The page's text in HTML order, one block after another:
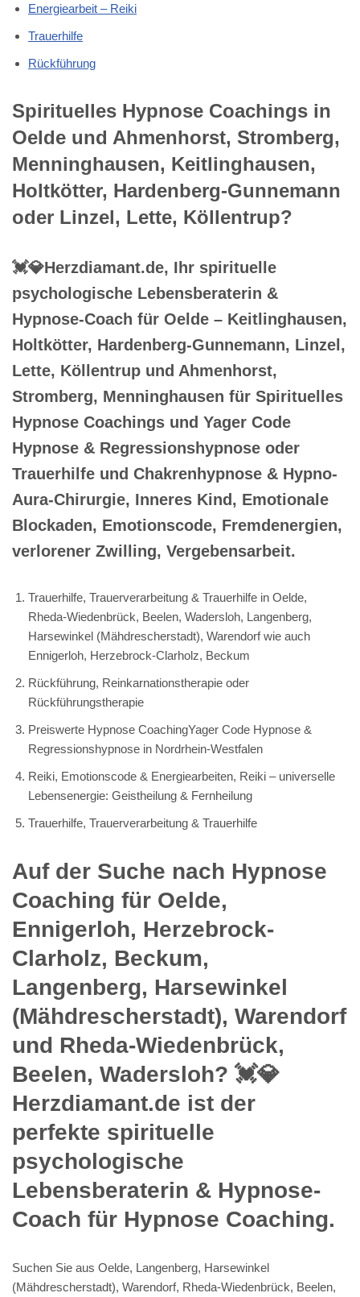
Energiearbeit – Reiki
Trauerhilfe
Rückführung
Spirituelles Hypnose Coachings in
Oelde und Ahmenhorst, Stromberg,
Menninghausen, Keitlinghausen,
Holtkötter, Hardenberg-Gunnemann
oder Linzel, Lette, Köllentrup?
💓️💎Herzdiamant.de, Ihr spirituelle
psychologische Lebensberaterin &
Hypnose-Coach für Oelde – Keitlinghausen,
Holtkötter, Hardenberg-Gunnemann, Linzel,
Lette, Köllentrup und Ahmenhorst,
Stromberg, Menninghausen für Spirituelles
Hypnose Coachings und Yager Code
Hypnose & Regressionshypnose oder
Trauerhilfe und Chakrenhypnose & Hypno-
Aura-Chirurgie, Inneres Kind, Emotionale
Blockaden, Emotionscode, Fremdenergien,
verlorener Zwilling, Vergebensarbeit.
Trauerhilfe, Trauerverarbeitung & Trauerhilfe in Oelde,
Rheda-Wiedenbrück, Beelen, Wadersloh, Langenberg,
Harsewinkel (Mähdrescherstadt), Warendorf wie auch
Ennigerloh, Herzebrock-Clarholz, Beckum
Rückführung, Reinkarnationstherapie oder
Rückführungstherapie
Preiswerte Hypnose CoachingYager Code Hypnose &
Regressionshypnose in Nordrhein-Westfalen
Reiki, Emotionscode & Energiearbeiten, Reiki – universelle
Lebensenergie: Geistheilung & Fernheilung
Trauerhilfe, Trauerverarbeitung & Trauerhilfe
Auf der Suche nach Hypnose
Coaching für Oelde,
Ennigerloh, Herzebrock-
Clarholz, Beckum,
Langenberg, Harsewinkel
(Mähdrescherstadt), Warendorf
und Rheda-Wiedenbrück,
Beelen, Wadersloh? 💓️💎
Herzdiamant.de ist der
perfekte spirituelle
psychologische
Lebensberaterin & Hypnose-
Coach für Hypnose Coaching.
Suchen Sie aus Oelde, Langenberg, Harsewinkel
(Mähdrescherstadt), Warendorf, Rheda-Wiedenbrück, Beelen,